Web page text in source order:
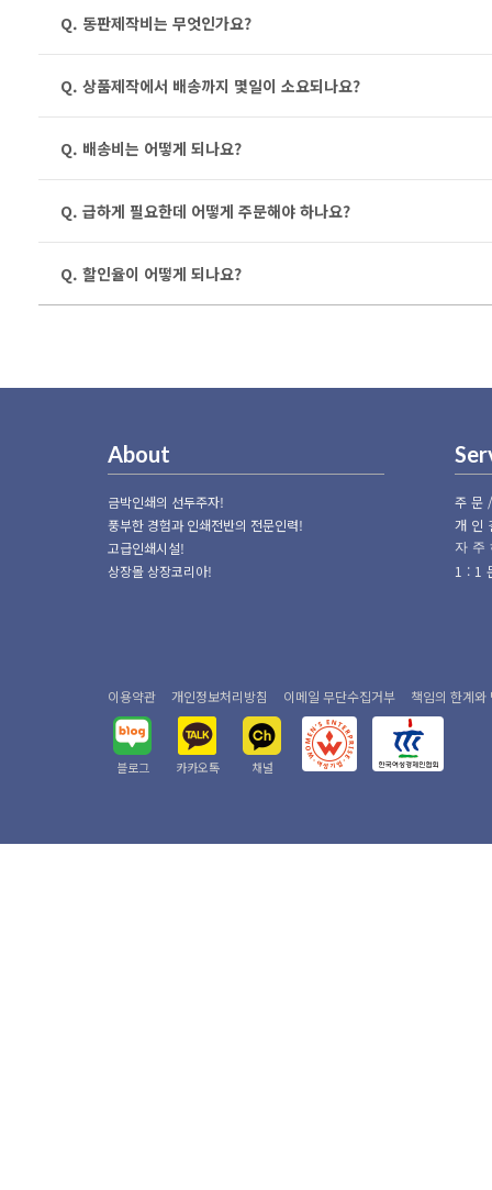
Q. 동판제작비는 무엇인가요?
Q. 상품제작에서 배송까지 몇일이 소요되나요?
Q. 배송비는 어떻게 되나요?
Q. 급하게 필요한데 어떻게 주문해야 하나요?
Q. 할인율이 어떻게 되나요?
About
금박인쇄의 선두주자!
풍부한 경험과 인쇄전반의 전문인력!
고급인쇄시설!
상장몰 상장코리아!
주
개인
자
1:1
이용약관 개인정보처리방침 이메일 무단수집거부 책임의 한계와
블로그 카카오톡 채널